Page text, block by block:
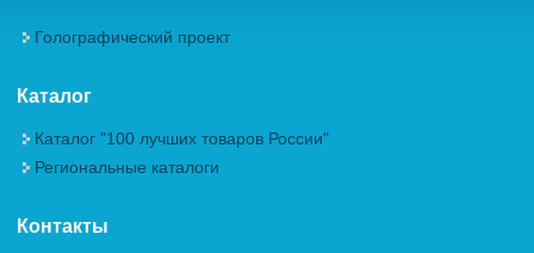
Голографический проект
Каталог
Каталог "100 лучших товаров России"
Региональные каталоги
Контакты